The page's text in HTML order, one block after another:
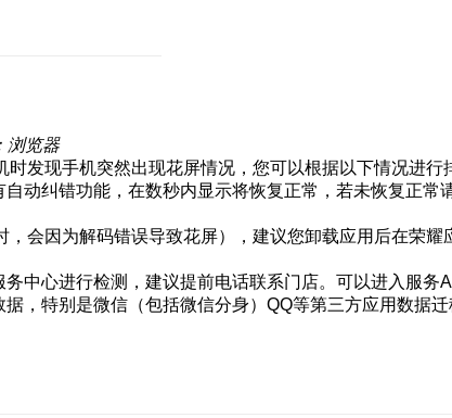
浏览器
发现手机突然出现花屏情况，您可以根据以下情况进行
动纠错功能，在数秒内显示将恢复正常，若未恢复正常
会因为解码错误导致花屏），建议您卸载应用后在荣
中心进行检测，建议提前电话联系门店。可以进入服
，特别是微信（包括微信分身）QQ等第三方应用数据